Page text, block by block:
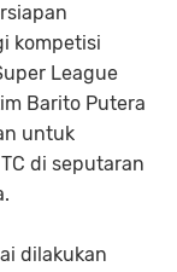
kompetisi
League
Barito Putera
untuk
di seputaran
dilakukan